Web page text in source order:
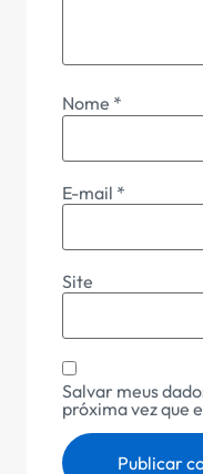
Nome *
E-mail *
Site
Salvar meus
próxima vez que